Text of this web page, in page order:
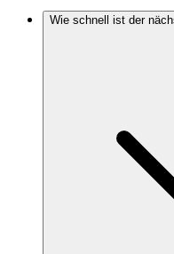
Wie schnell ist der